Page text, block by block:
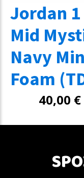
Jordan 1
Mid
Navy
Foam
40,00 €